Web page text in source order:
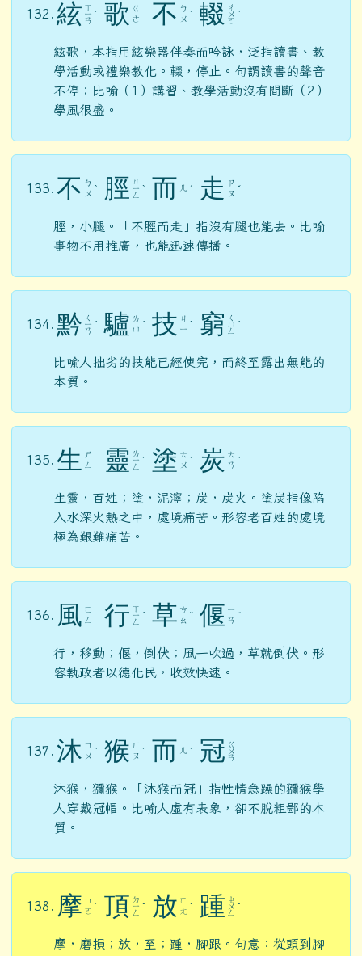
132. 絃 ㄒ
ㄧ
ㄢ
ˊ 歌 ㄍ
ㄜ
不 ㄅ
ㄨ ˊ 輟 ㄔ
ㄨ
ㄛ
ˋ
絃歌，本指用絃樂器伴奏而吟詠，泛指讀書、教
學活動或禮樂教化。輟，停止。句謂讀書的聲音
不停；比喻（1）講習、教學活動沒有間斷（2）
學風很盛。
133. 不 ㄅ
ㄨ ˋ 脛 ㄐ
ㄧ
ㄥ
ˋ 而 ㄦ ˊ 走 ㄗ
ㄡ ˇ
脛，小腿。「不脛而走」指沒有腿也能去。比喻
事物不用推廣，也能迅速傳播。
134. 黔 ㄑ
ㄧ
ㄢ
ˊ 驢 ㄌ
ㄩ ˊ 技 ㄐ
ㄧ ˋ 窮 ㄑ
ㄩ
ㄥ
ˊ
比喻人拙劣的技能已經使完，而終至露出無能的
本質。
135. 生
ㄕ
ㄥ
靈 ㄌ
ㄧ
ㄥ
ˊ 塗 ㄊ
ㄨ ˊ 炭 ㄊ
ㄢ ˋ
生靈，百姓；塗，泥濘；炭，炭火。塗炭指像陷
入水深火熱之中，處境痛苦。形容老百姓的處境
極為艱難痛苦。
136. 風 ㄈ
ㄥ
行 ㄒ
ㄧ
ㄥ
ˊ 草 ㄘ
ㄠ ˇ 偃 ㄧ
ㄢ ˇ
行，移動；偃，倒伏；風一吹過，草就倒伏。形
容執政者以德化民，收效快速。
137. 沐 ㄇ
ㄨ ˋ 猴 ㄏ
ㄡ ˊ 而 ㄦ ˊ 冠 ㄍ
ㄨ
ㄢ
沐猴，獼猴。「沐猴而冠」指性情急躁的獼猴學
人穿戴冠帽。比喻人虛有表象，卻不脫粗鄙的本
質。
138. 摩 ㄇ
ㄛ ˊ 頂 ㄉ
ㄧ
ㄥ
ˇ 放 ㄈ
ㄤ ˇ 踵 ㄓ
ㄨ
ㄥ
ˇ
摩，磨損；放，至；踵，腳跟。句意：從頭到腳